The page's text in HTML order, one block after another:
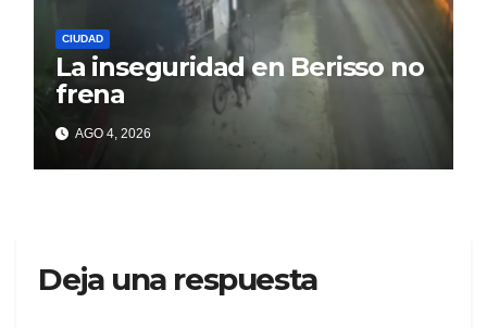
CIUDAD
La inseguridad en Berisso no
frena
AGO 4, 2026
Deja una respuesta